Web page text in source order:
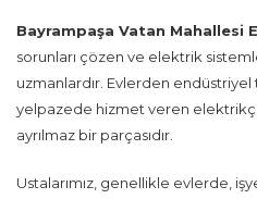
Bayrampaşa Vatan Mahallesi
sorunları çözen ve elektrik
uzmanlardır. Evlerden
yelpazede hizmet veren
ayrılmaz bir parçasıdır.
Ustalarımız, genellikle evlerde,